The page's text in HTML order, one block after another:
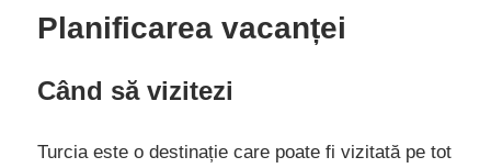
Planificarea vacanței
Când să vizitezi
Turcia este o destinație care poate fi vizitată pe tot